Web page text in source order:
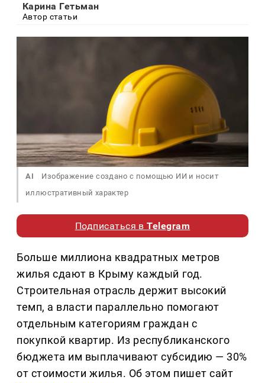
Карина Гетьман
Автор статьи
AI
Изображение создано с помощью ИИ и носит
иллюстративный характер
Подписаться вTelegram
Больше миллиона квадратных метров
жилья сдают в Крыму каждый год.
Строительная отрасль держит высокий
темп, а власти параллельно помогают
отдельным категориям граждан с
покупкой квартир. Из республиканского
бюджета им выплачивают субсидию — 30%
от стоимости жилья. Об этом пишет сайт